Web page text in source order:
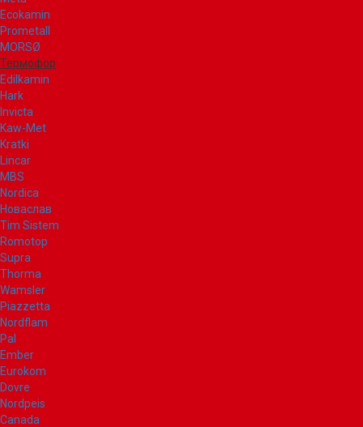
Ecokamin
Prometall
MORSØ
Термофор
Edilkamin
Hark
Invicta
Kaw-Met
Kratki
Lincar
MBS
Nordica
Новаслав
Tim Sistem
Romotop
Supra
Thorma
Wamsler
Piazzetta
Nordflam
Pal
Ember
Eurokom
Dovre
Nordpeis
Canada